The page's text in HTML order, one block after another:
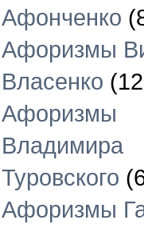
Афонченко
Афоризмы
Власенко
Афоризмы
Владимира
Туровского
Афоризмы